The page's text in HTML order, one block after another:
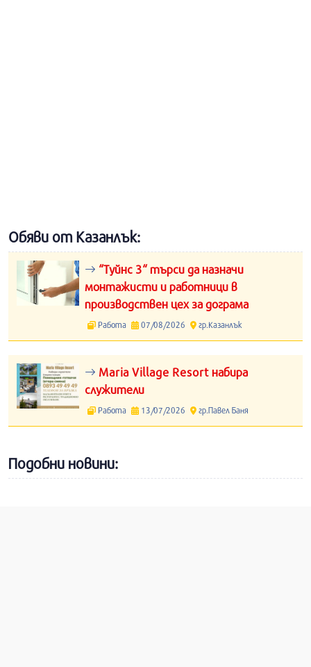
Обяви от Казанлък:
“Туйнс 3“ търси да назначи
монтажисти и работници в
производствен цех за дограма
Работа 07/08/2026 гр.Казанлък
Maria Village Resort набира
служители
Работа 13/07/2026 гр.Павел Баня
Подобни новини: